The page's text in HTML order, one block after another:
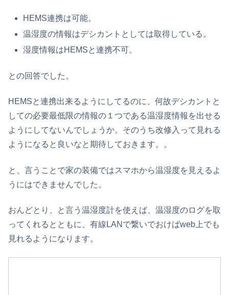
HEMS連携は可能。
温湿度の情報はデシカントとしては取得している。
湿度情報はHEMSと連携不可。
との回答でした。
HEMSと連携出来るようにしてるのに、何故デシカントと
しての必要最低限の情報の１つである温湿度情報を出せる
ようにしてないんでしょうか。そのうち改修入って見れる
ようになると良いなと期待しておきます。。
と、言うことで家の装備ではスマホから温湿度を見えるよ
うにはできませんでした。
おんどとり、と言う温湿度計を使えば、温湿度のログを取
ってくれるとともに、有線LANで繋いでおけばweb上でも
見れるようになります。